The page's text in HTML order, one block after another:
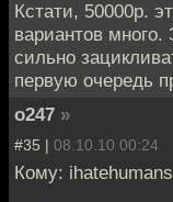
Кстати, 50000р.
вариантов много.
сильно
первую очередь
o247 »
#35 | 08.10.10 00:24
Кому: